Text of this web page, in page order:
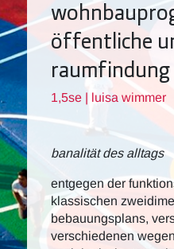
öffentliche
raumfindung
1,5se | luisa wimmer
banalität des alltags
entgegen der
klassischen
bebauungsplans,
verschiedenen